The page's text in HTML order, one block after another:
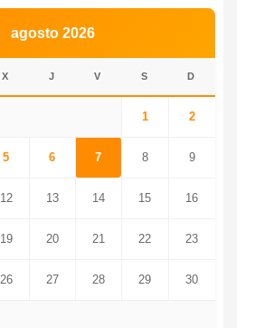
agosto 2026
X J V S D
1 2
5 6 7 8 9
12 13 14 15 16
19 20 21 22 23
26 27 28 29 30